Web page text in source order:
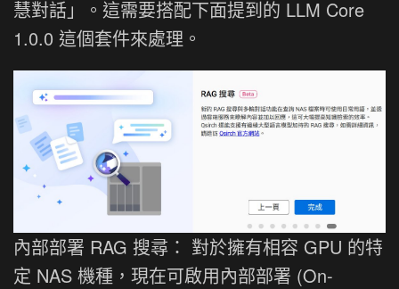
慧對話」。這需要搭配下面提到的 LLM Core
1.0.0 這個套件來處理。
內部部署 RAG 搜尋： 對於擁有相容 GPU 的特
定 NAS 機種，現在可啟用內部部署 (On-